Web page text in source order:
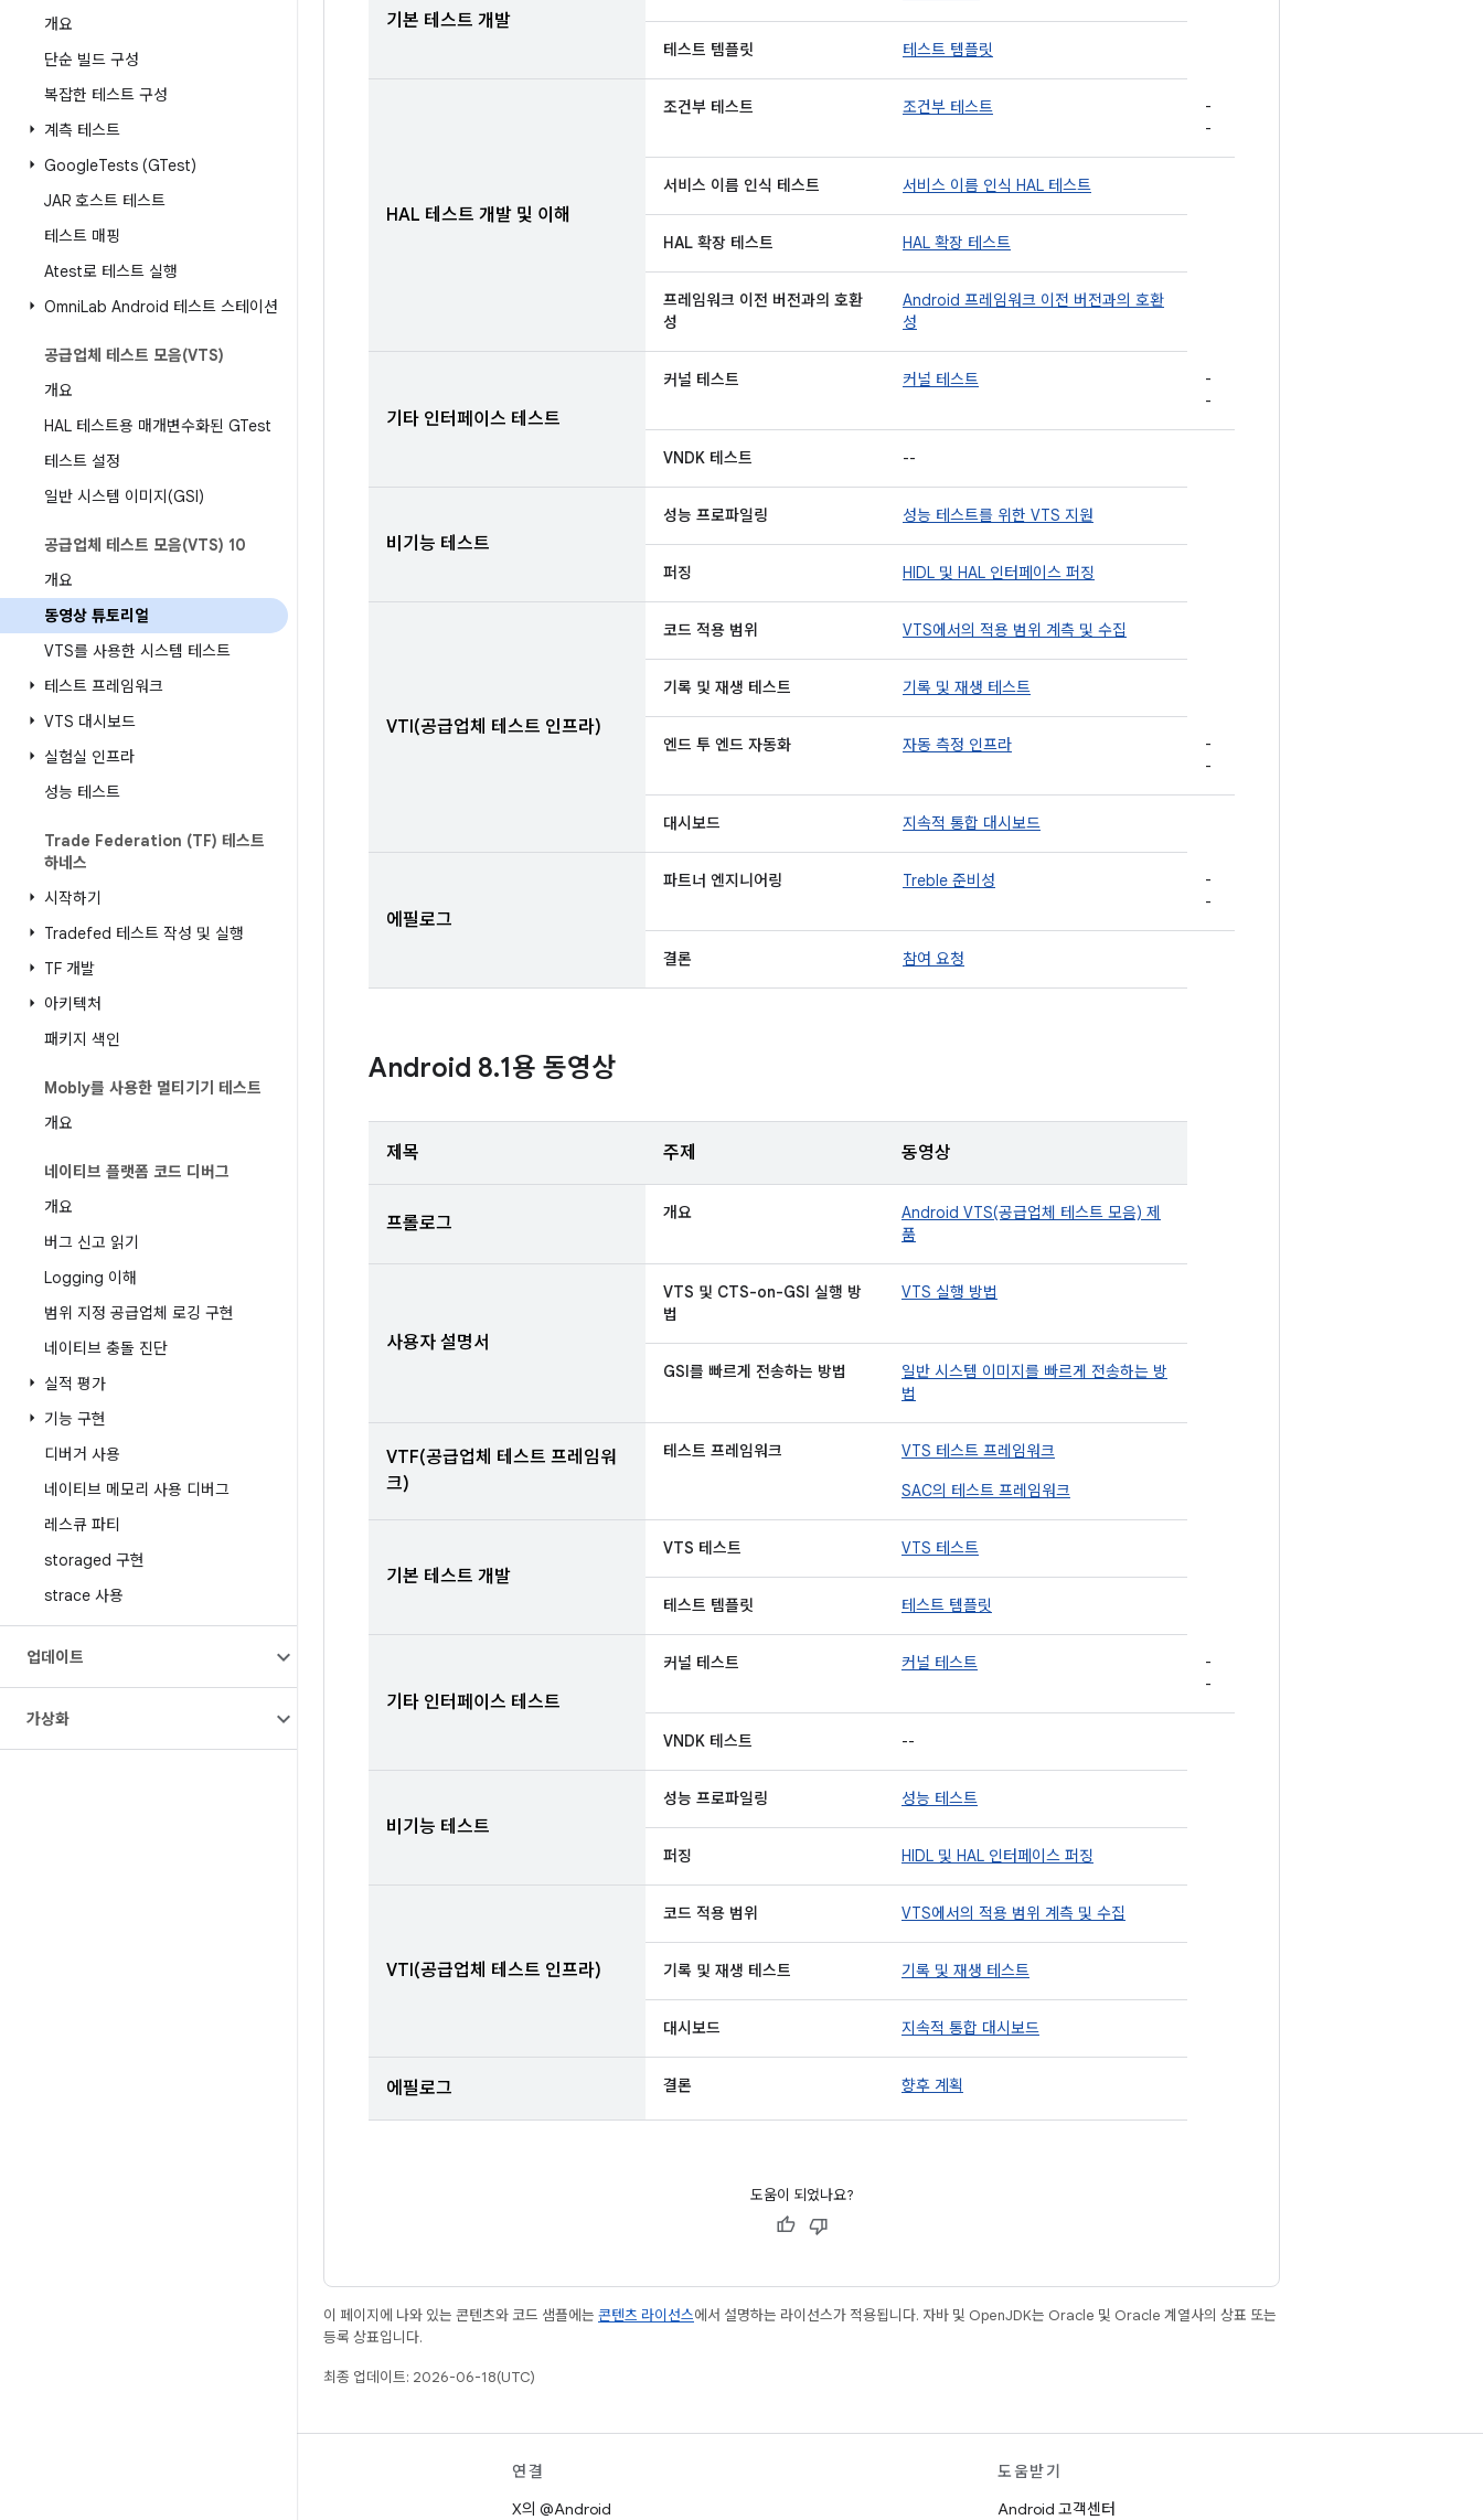
개요
단순 빌드 구성
복잡한 테스트 구성
계측 테스트
GoogleTests (GTest)
JAR 호스트 테스트
테스트 매핑
Atest로 테스트 실행
OmniLab Android 테스트 스테이션
공급업체 테스트 모음(VTS)
개요
HAL 테스트용 매개변수화된 GTest
테스트 설정
일반 시스템 이미지(GSI)
공급업체 테스트 모음(VTS) 10
개요
동영상 튜토리얼
VTS를 사용한 시스템 테스트
테스트 프레임워크
VTS 대시보드
실험실 인프라
성능 테스트
Trade Federation (TF) 테스트
하네스
시작하기
Tradefed 테스트 작성 및 실행
TF 개발
아키텍처
패키지 색인
Mobly를 사용한 멀티기기 테스트
개요
네이티브 플랫폼 코드 디버그
개요
버그 신고 읽기
Logging 이해
범위 지정 공급업체 로깅 구현
네이티브 충돌 진단
실적 평가
기능 구현
디버거 사용
네이티브 메모리 사용 디버그
레스큐 파티
storaged 구현
strace 사용
업데이트
가상화
기본 테스트 개발
테스트 템플릿 테스트 템플릿
HAL 테스트 개발 및 이해
조건부 테스트 조건부 테스트
-
-
서비스 이름 인식 테스트 서비스 이름 인식 HAL 테스트
HAL 확장 테스트 HAL 확장 테스트
프레임워크 이전 버전과의 호환
성
Android 프레임워크 이전 버전과의 호환
성
기타 인터페이스 테스트
커널 테스트 커널 테스트
-
-
VNDK 테스트 --
비기능 테스트
성능 프로파일링 성능 테스트를 위한 VTS 지원
퍼징 HIDL 및 HAL 인터페이스 퍼징
VTI(공급업체 테스트 인프라)
코드 적용 범위 VTS에서의 적용 범위 계측 및 수집
기록 및 재생 테스트 기록 및 재생 테스트
엔드 투 엔드 자동화 자동 측정 인프라
-
-
대시보드 지속적 통합 대시보드
에필로그
파트너 엔지니어링 Treble 준비성
-
-
결론 참여 요청
Android 8.1용 동영상
제목 주제 동영상
프롤로그 개요
Android VTS(공급업체 테스트 모음) 제
품
사용자 설명서
VTS 및 CTS-on-GSI 실행 방
법
VTS 실행 방법
GSI를 빠르게 전송하는 방법
일반 시스템 이미지를 빠르게 전송하는 방
법
VTF(공급업체 테스트 프레임워
크)
테스트 프레임워크
VTS 테스트 프레임워크
SAC의 테스트 프레임워크
기본 테스트 개발
VTS 테스트 VTS 테스트
테스트 템플릿 테스트 템플릿
기타 인터페이스 테스트
커널 테스트 커널 테스트
-
-
VNDK 테스트 --
비기능 테스트
성능 프로파일링 성능 테스트
퍼징 HIDL 및 HAL 인터페이스 퍼징
VTI(공급업체 테스트 인프라)
코드 적용 범위 VTS에서의 적용 범위 계측 및 수집
기록 및 재생 테스트 기록 및 재생 테스트
대시보드 지속적 통합 대시보드
에필로그 결론 향후 계획
도움이 되었나요?
이 페이지에 나와 있는 콘텐츠와 코드 샘플에는 콘텐츠 라이선스에서 설명하는 라이선스가 적용됩니다. 자바 및 OpenJDK는 Oracle 및 Oracle 계열사의 상표 또는
등록 상표입니다.
최종 업데이트: 2026-06-18(UTC)
연결
X의 @Android
도움받기
Android 고객센터